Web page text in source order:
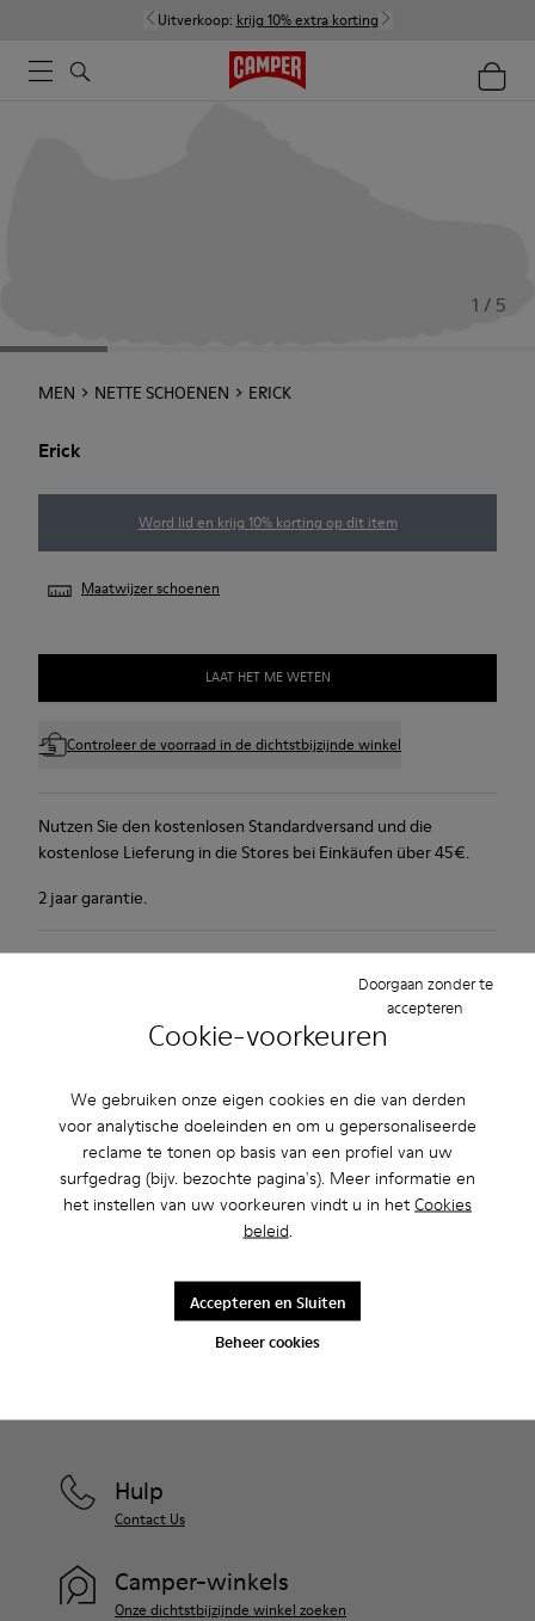
Cookie-voorkeuren
We gebruiken onze eigen cookies en die van derden
voor analytische doeleinden en om u gepersonaliseerde
reclame te tonen op basis van een profiel van uw
surfgedrag (bijv. bezochte pagina's). Meer informatie en
het instellen van uw voorkeuren vindt u in het Cookies
beleid.
Beheer cookies
Doorgaan zonder te
accepteren
Accepteren en Sluiten
Uitverkoop: krijg 10% extra korting
1 / 5
MEN NETTE SCHOENEN ERICK
Erick
Word lid en krijg 10% korting op dit item
Maatwijzer schoenen
LAAT HET ME WETEN
Controleer de voorraad in de dichtstbijzijnde winkel
Nutzen Sie den kostenlosen Standardversand und die
kostenlose Lieferung in die Stores bei Einkäufen über 45€.
2 jaar garantie.
Productverzorging
Uitverkoop: krijg 10% extra korting
Ja, dat klopt. Als lid van onze community krijg je exclusieve
voordelen zoals kortingen, vroege toegang, uitnodigingen voor
events en nog veel, veel meer.
Hulp
Contact Us
Camper-winkels
Onze dichtstbijzijnde winkel zoeken